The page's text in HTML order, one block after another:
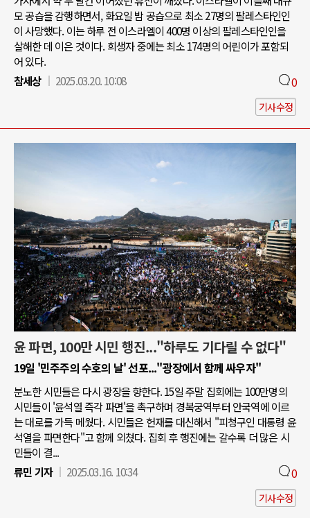
모 공습을 감행하면서, 화요일 밤 공습으로 최소 27명의 팔레스타인인
이 사망했다. 이는 하루 전 이스라엘이 400명 이상의 팔레스타인인을
살해한 데 이은 것이다. 희생자 중에는 최소 174명의 어린이가 포함되
어 있다.
참세상
2025.03.20. 10:08 0
기사수정
윤 파면, 100만 시민 행진..."하루도 기다릴 수 없다"
19일 '민주주의 수호의 날' 선포..."광장에서 함께 싸우자"
분노한 시민들은 다시 광장을 향한다. 15일 주말 집회에는 100만명의
시민들이 '윤석열 즉각 파면'을 촉구하며 경복궁역부터 안국역에 이르
는 대로를 가득 메웠다. 시민들은 헌재를 대신해서 "피청구인 대통령 윤
석열을 파면한다"고 함께 외쳤다. 집회 후 행진에는 갈수록 더 많은 시
민들이 결...
류민 기자
2025.03.16. 10:34 0
기사수정